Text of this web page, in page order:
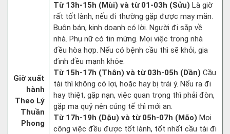
Giờ xuất
hành
Theo Lý
Thuần
Phong
Từ 13h-15h (Mùi) và từ 01-03h (Sửu) Là giờ
rất tốt lành, nếu đi thường gặp được may mắn.
Buôn bán, kinh doanh có lời. Người đi sắp về
nhà. Phụ nữ có tin mừng. Mọi việc trong nhà
đều hòa hợp. Nếu có bệnh cầu thì sẽ khỏi, gia
đình đều mạnh khỏe.
Từ 15h-17h (Thân) và từ 03h-05h (Dần) Cầu
tài thì không có lợi, hoặc hay bị trái ý. Nếu ra đi
hay thiệt, gặp nạn, việc quan trọng thì phải đòn,
gặp ma quỷ nên cúng tế thì mới an.
Từ 17h-19h (Dậu) và từ 05h-07h (Mão) Mọi
công việc đều được tốt lành, tốt nhất cầu tài đi